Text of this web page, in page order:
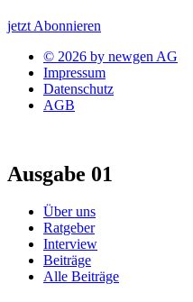
jetzt Abonnieren
© 2026 by newgen AG
Impressum
Datenschutz
AGB
Ausgabe 01
Über uns
Ratgeber
Interview
Beiträge
Alle Beiträge